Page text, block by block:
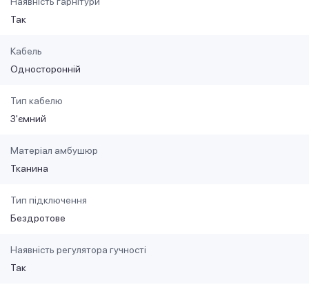
Так
Кабель
Односторонній
Тип кабелю
З'ємний
Матеріал амбушюр
Тканина
Тип підключення
Бездротове
Наявність регулятора гучності
Так